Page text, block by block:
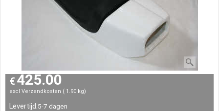
€425.00
excl Verzendkosten 1.90 kg
Levertijd:5-7 dagen